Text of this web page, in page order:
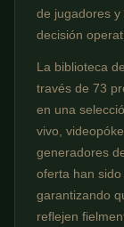
de jugadores
decisión
La biblioteca
través de 73
en una
vivo,
generadores
oferta han
garantizando
reflejen